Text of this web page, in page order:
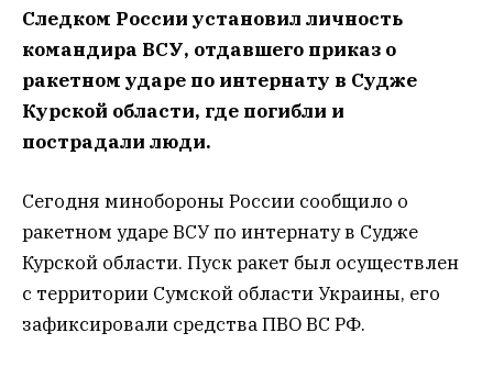
Следком России установил личность
командира ВСУ, отдавшего приказ о
ракетном ударе по интернату в Судже
Курской области, где погибли и
пострадали люди.
Сегодня минобороны России сообщило о
ракетном ударе ВСУ по интернату в Судже
Курской области. Пуск ракет был осуществлен
с территории Сумской области Украины, его
зафиксировали средства ПВО ВС РФ.